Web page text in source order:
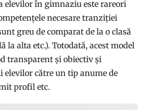
elevilor în gimnaziu este rareori
necesare tranziției
greu de comparat de la o clasă
la alta etc.). Totodată, acest model
transparent și obiectiv și
elevilor către un tip anume de
profil etc.